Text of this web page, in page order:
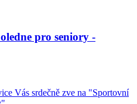
pro seniory -
Vás srdečně zve na "Sportovní